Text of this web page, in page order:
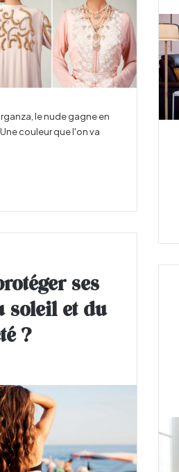
le nude gagne en
couleur que l'on va
ses
soleil et du
?